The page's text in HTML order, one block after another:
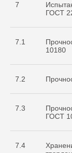
7
ГОСТ
7.1
10180
7.2
7.3
ГОСТ
7.4